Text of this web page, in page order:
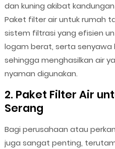
dan kuning akibat
Paket filter air untuk rumah
sistem filtrasi yang efisien
logam berat, serta senyawa
sehingga menghasilkan air
nyaman digunakan.
2. Paket Filter Air
Serang
Bagi perusahaan atau
juga sangat penting,